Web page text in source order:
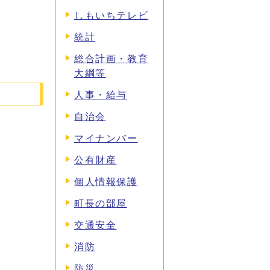
しもいちテレビ
統計
総合計画・教育
大綱等
人事・給与
自治会
マイナンバー
公有財産
個人情報保護
町長の部屋
交通安全
消防